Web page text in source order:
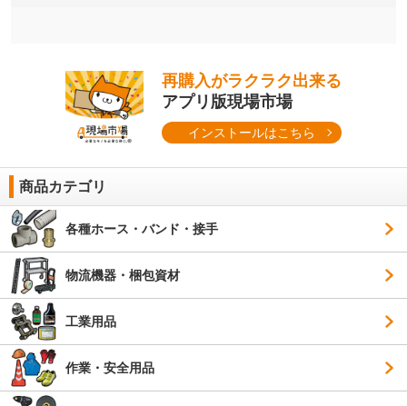
再購入がラクラク出来る
アプリ版現場市場
インストールはこちら
商品カテゴリ
各種ホース・バンド・接手
物流機器・梱包資材
工業用品
作業・安全用品